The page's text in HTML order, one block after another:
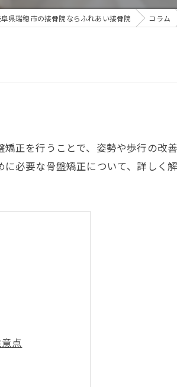
県瑞穂市の接骨院ならふれあい接骨院 コラム
正を行うことで、姿勢や歩行の改
必要な骨盤矯正について、詳しく解
点